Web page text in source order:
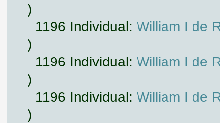
)
1196 Individual: William I de
)
1196 Individual: William I de
)
1196 Individual: William I de
)